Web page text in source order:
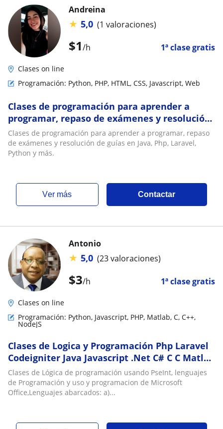
$1/h 1ª clase gratis
Andreina
★ 5,0 (1 valoraciones)
Clases on line
Programación: Python, PHP, HTML, CSS, Javascript, Web
Clases de programación para aprender a
programar, repaso de exámenes y resolución
de guías en Java, Php, Laravel, Python y más
Clases de programación para aprender a programar, repaso
de exámenes y resolución de guías en Java, Php, Laravel,
Python y más.
ver más Contactar
$3/h 1ª clase gratis
Antonio
★ 5,0 (23 valoraciones)
Clases on line
Programación: Python, Javascript, PHP, Matlab, C, C++,
NodeJS
Clases de Logica y Programación Php Laravel
Codeigniter Java Javascript .Net C# C C Matlab
Python PseInt
Clases de Lógica de programación usando PseInt, lenguajes
de Programación y uso y programacion de Microsoft
Office,Lenguajes abarcados: a)...